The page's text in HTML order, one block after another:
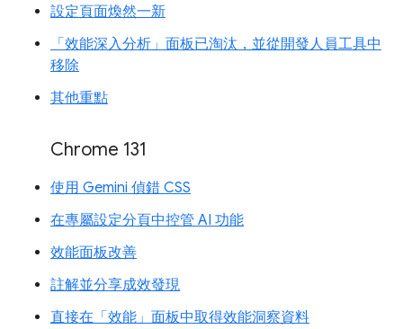
設定頁面煥然一新
「效能深入分析」面板已淘汰，並從開發人員工具中
移除
其他重點
Chrome 131
使用 Gemini 偵錯 CSS
在專屬設定分頁中控管 AI 功能
效能面板改善
註解並分享成效發現
直接在「效能」面板中取得效能洞察資料